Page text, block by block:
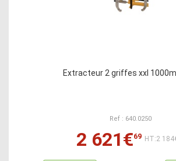
Extracteur 2 griffes xxl
Ref : 640.0250
2 621€69 HT:2